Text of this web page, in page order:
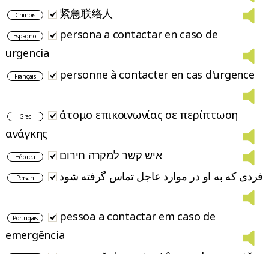
Chinois 紧急联络人
Espagnol
persona a contactar en caso de
urgencia
Français personne à contacter en cas d'urgence
Grec
άτομο επικοινωνίας σε περίπτωση
ανάγκης
Hébreu איש קשר למקרה חירום
Persan فردی که به او در موارد عاجل تماس گرفته شود
Portugais
pessoa a contactar em caso de
emergência